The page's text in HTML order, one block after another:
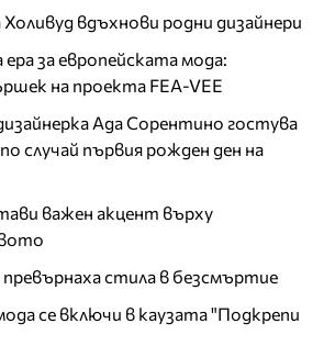
вдъхнови родни дизайнери
за европейската мода:
на проекта FEA-VEE
Ада Сорентино гостува
случай първия рожден ден на
важен акцент върху
стила в безсмъртие
се включи в каузата "Подкрепи